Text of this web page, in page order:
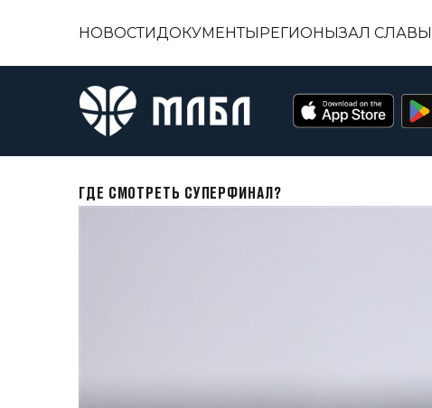
НОВОСТИДОКУМЕНТЫРЕГИОНЫЗАЛ СЛАВЫ
ГДЕ СМОТРЕТЬ СУПЕРФИНАЛ?